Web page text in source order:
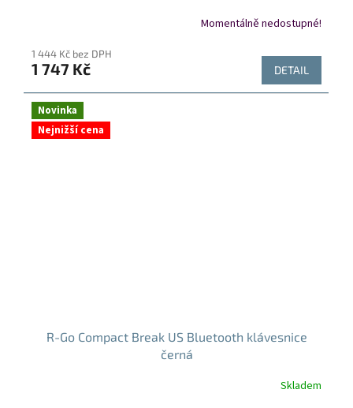
Momentálně nedostupné!
1 444 Kč bez DPH
1 747 Kč DETAIL
Novinka
Nejnižší cena
R-Go Compact Break US Bluetooth klávesnice
černá
Skladem